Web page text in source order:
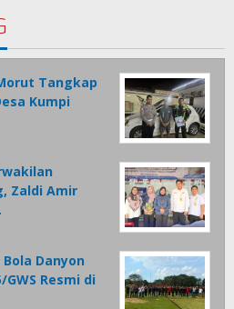
Tangkap
Kumpi
Zaldi Amir
Danyon
GWS Resmi di